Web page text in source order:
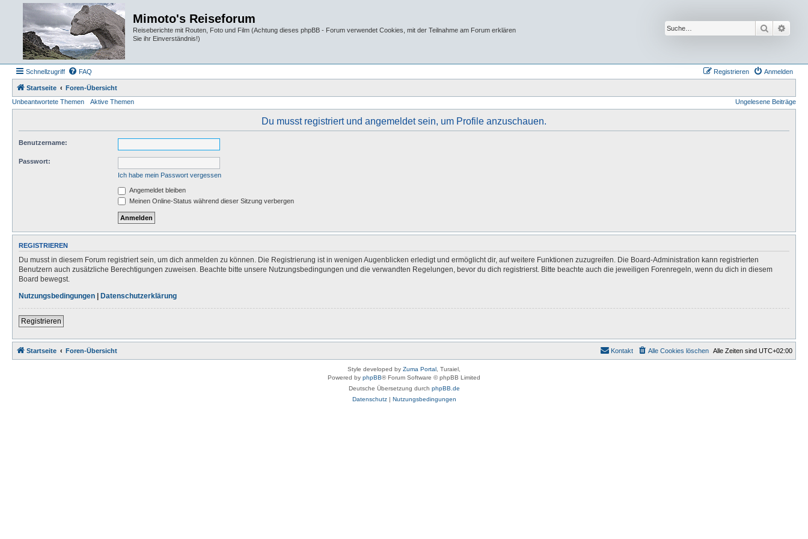
Mimoto's Reiseforum
Reiseberichte mit Routen, Foto und Film (Achtung dieses phpBB - Forum verwendet Cookies, mit der Teilnahme am Forum erklären
Sie ihr Einverständnis!)
Suche
Schnellzugriff FAQ Anmelden
Registrieren
Startseite
Foren-Übersicht
Unbeantwortete Themen
Aktive Themen Ungelesene Beiträge
Du musst registriert und angemeldet sein, um Profile anzuschauen.
Benutzername:
Passwort:
Ich habe mein Passwort vergessen
Angemeldet bleiben
Meinen Online-Status während dieser Sitzung verbergen
REGISTRIEREN
Du musst in diesem Forum registriert sein, um dich anmelden zu können. Die Registrierung ist in wenigen Augenblicken erledigt und ermöglicht dir, auf weitere Funktionen zuzugreifen. Die Board-Administration kann registrierten
Benutzern auch zusätzliche Berechtigungen zuweisen. Beachte bitte unsere Nutzungsbedingungen und die verwandten Regelungen, bevor du dich registrierst. Bitte beachte auch die jeweiligen Forenregeln, wenn du dich in diesem
Board bewegst.
Nutzungsbedingungen | Datenschutzerklärung
Registrieren
Startseite Foren-Übersicht Alle Zeiten sind UTC+02:00
Alle Cookies löschen
Kontakt
Style developed by Zuma Portal , Turaiel,
Powered by phpBB® Forum Software © phpBB Limited
Deutsche Übersetzung durch phpBB.de
Datenschutz| Nutzungsbedingungen